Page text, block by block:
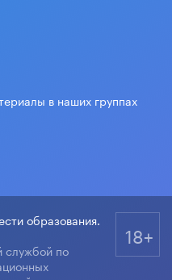
в наших группах
образования.
службой по
18+